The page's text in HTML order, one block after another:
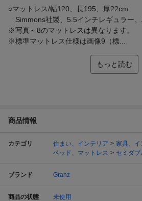
○マットレス/幅120、長195、厚22cm
Simmons社製、5.5インチレギュラー
※写真～8のマットレスは異なります。
※標準マットレス仕様は画像9（標...
もっと読む
商品情報
カテゴリ 住まい、インテリア
家具、イ
ベッド、マットレス
セミダブ
ブランド Granz
商品の状態 未使用